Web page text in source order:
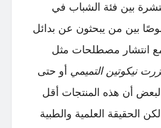
بين فئة الشباب في
بين من يبحثون عن بدائل
انتشار مصطلحات مثل
نيكوتين التميمي أو حتى
أن هذه المنتجات أقل
الحقيقة العلمية والطبية